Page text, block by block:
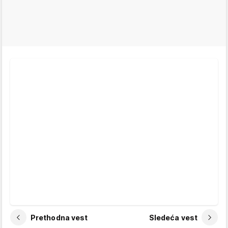
Prethodna vest Sledeća vest